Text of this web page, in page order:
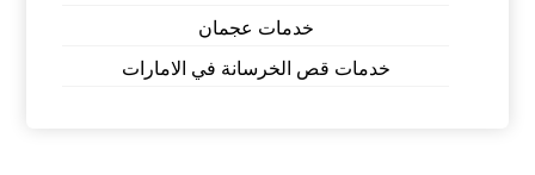
خدمات عجمان
خدمات قص الخرسانة في الامارات